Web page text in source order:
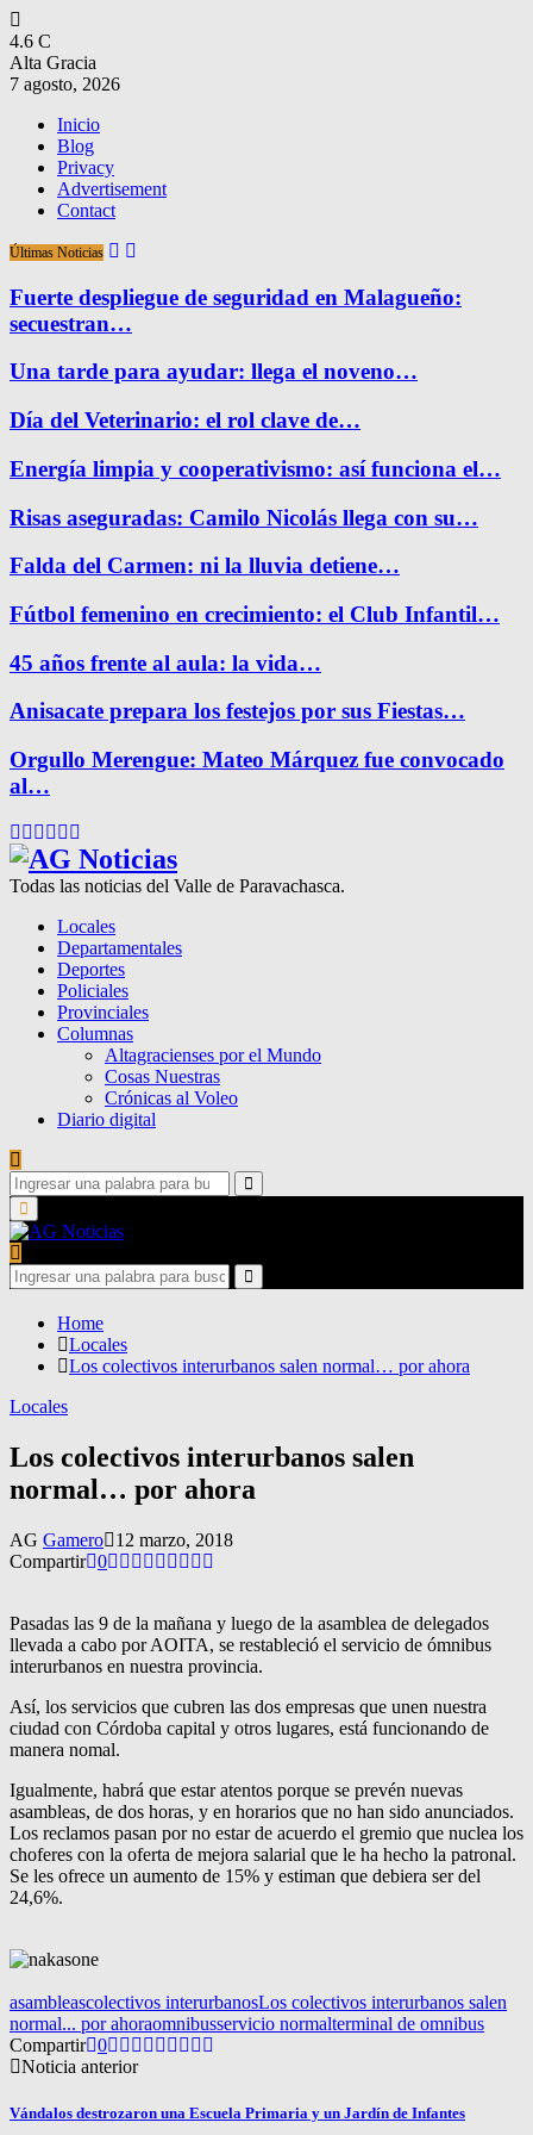
4.6 C
Alta Gracia
7 agosto, 2026
Inicio
Blog
Privacy
Advertisement
Contact
Últimas Noticias
Fuerte despliegue de seguridad en Malagueño:
secuestran…
Una tarde para ayudar: llega el noveno…
Día del Veterinario: el rol clave de…
Energía limpia y cooperativismo: así funciona el…
Risas aseguradas: Camilo Nicolás llega con su…
Falda del Carmen: ni la lluvia detiene…
Fútbol femenino en crecimiento: el Club Infantil…
45 años frente al aula: la vida…
Anisacate prepara los festejos por sus Fiestas…
Orgullo Merengue: Mateo Márquez fue convocado
al…
Facebook
Twitter
Instagram
Pinterest
Google
Todas las noticias del Valle de Paravachasca.
Locales
Departamentales
Deportes
Policiales
Provinciales
Columnas
Altagracienses por el Mundo
Cosas Nuestras
Crónicas al Voleo
Diario digital
Search
for:
Search
Primary
Menu
Search
for:
Search
Home
Locales
Los colectivos interurbanos salen normal… por ahora
Locales
Los colectivos interurbanos salen
normal… por ahora
AG Gamero
12 marzo, 2018
Compartir 0
Pasadas las 9 de la mañana y luego de la asamblea de delegados
llevada a cabo por AOITA, se restableció el servicio de ómnibus
interurbanos en nuestra provincia.
Así, los servicios que cubren las dos empresas que unen nuestra
ciudad con Córdoba capital y otros lugares, está funcionando de
manera nomal.
Igualmente, habrá que estar atentos porque se prevén nuevas
asambleas, de dos horas, y en horarios que no han sido anunciados.
Los reclamos pasan por no estar de acuerdo el gremio que nuclea los
choferes con la oferta de mejora salarial que le ha hecho la patronal.
Se les ofrece un aumento de 15% y estiman que debiera ser del
24,6%.
asambleascolectivos interurbanosLos colectivos interurbanos salen
normal... por ahoraomnibusservicio normalterminal de omnibus
Compartir 0
Noticia anterior
Vándalos destrozaron una Escuela Primaria y un Jardín de Infantes